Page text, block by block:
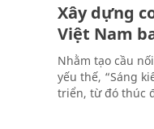
Xây dựng
Việt Nam
Nhằm tạo cầu
yếu thế, “Sáng
triển, từ đó thúc